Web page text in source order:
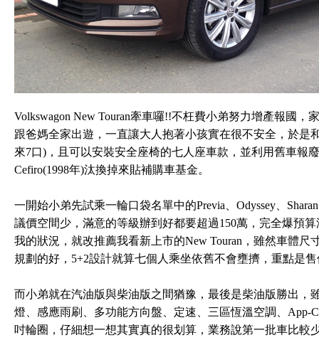
Volkswagon New Touran牽車囉!!不枉費小弟努力增產報國
跟爸媽全家出遊，一直讓大人抱著小孩實在很不安全，於是
來7口)，且可以安裝安全座椅的七人座車款，並利用舊車報
Cefiro(1998年)汰換掉來貼補購車基金。
一開始小弟先試乘一輪口袋名單中的Previa、Odyssey、
議價空間少，滿意的等級辦到好都要超過150萬，完全爆預
我的狀況，就改推薦我看新上市的New Touran，雖然車體
規劃的好，5+2設計就算七個人乘坐依舊不會壅擠，重點是
而小弟就在汽油版與柴油版之間猶豫，最後是柴油版勝出，
燈、感應雨刷、多功能方向盤、定速、三區恆溫空調、App-
吋輪圈，仔細想一想其實真的很划算，業務說第一批車比較